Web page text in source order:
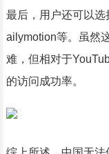
最后，用户还可以
ailymotion等。虽然
难，但相对于
的访问成功率。